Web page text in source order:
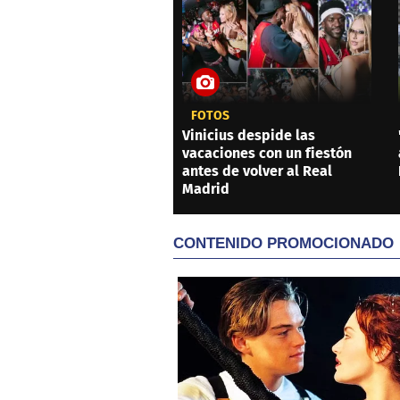
FOTOS
Vinicius despide las
vacaciones con un fiestón
antes de volver al Real
Madrid